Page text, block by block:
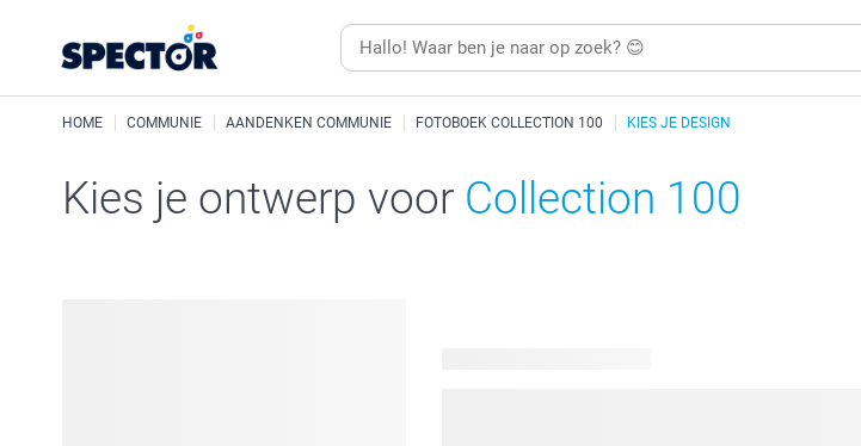
HOME COMMUNIE AANDENKEN COMMUNIE FOTOBOEK COLLECTION 100 KIES JE DESIGN
Kies je ontwerp voor Collection 100